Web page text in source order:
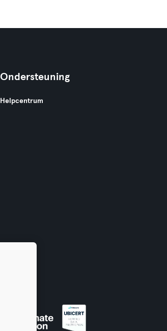
Ondersteuning
Helpcentrum